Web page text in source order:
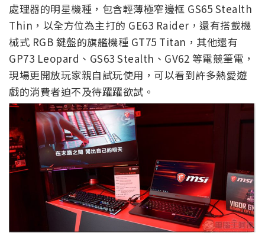
處理器的明星機種，包含輕薄極窄邊框 GS65 Stealth
Thin，以全方位為主打的 GE63 Raider，還有搭載機
械式 RGB 鍵盤的旗艦機種 GT75 Titan，其他還有
GP73 Leopard、GS63 Stealth、GV62 等電競筆電，
現場更開放玩家親自試玩使用，可以看到許多熱愛遊
戲的消費者迫不及待躍躍欲試。